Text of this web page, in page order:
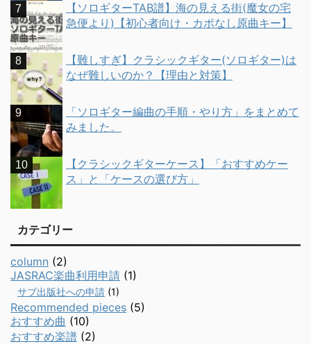
【ソロギターTAB譜】海の見える街(魔女の宅
急便より)【初心者向け・カポなし原曲キー】
【難しすぎ】クラシックギター(ソロギター)は
なぜ難しいのか？【理由と対策】
「ソロギター編曲の手順・やり方」をまとめて
みました。
【クラシックギターケース】「おすすめケー
ス」と「ケースの選び方」
カテゴリー
column (2)
JASRAC楽曲利用申請 (1)
サブ出版社への申請 (1)
Recommended pieces (5)
おすすめ曲 (10)
おすすめ楽譜 (2)